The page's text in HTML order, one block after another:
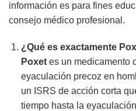
información es para fines
consejo médico profesional.
¿Qué es exactamente
Poxetes un medicamento
eyaculación precoz en
un ISRS de acción corta
tiempo hasta la